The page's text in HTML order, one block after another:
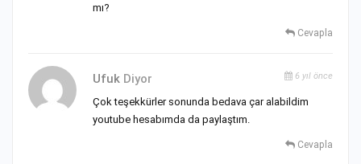
mı?
Cevapla
Ufuk Diyor 6 yıl önce
Çok teşekkürler sonunda bedava çar alabildim
youtube hesabımda da paylaştım.
Cevapla